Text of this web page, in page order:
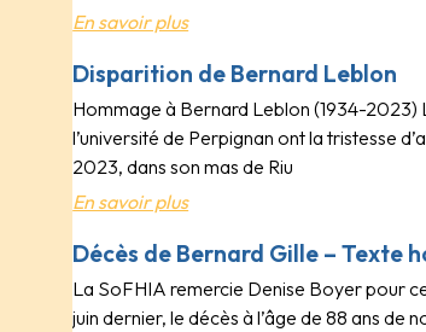
En savoir plus
Disparition de Bernard Leblon
Hommage à Bernard Leblon (1934-2023)
l’université de Perpignan ont la tristesse
2023, dans son mas de Riu
En savoir plus
Décès de Bernard Gille – Texte
La SoFHIA remercie Denise Boyer pour
juin dernier, le décès à l’âge de 88 ans de